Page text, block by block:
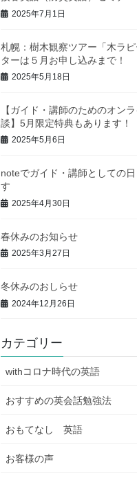
2025年7月1日
札幌：樹木観察ツアー「木ラ
ターは５月お申し込みまで！
2025年5月18日
【ガイド・講師のためのオン
談】5月限定特典もあります！
2025年5月6日
noteでガイド・講師としての
す
2025年4月30日
春休みのお知らせ
2025年3月27日
冬休みのおしらせ
2024年12月26日
カテゴリー
withコロナ時代の英語
おすすめの英会話勉強法
おもてなし 英語
お客様の声